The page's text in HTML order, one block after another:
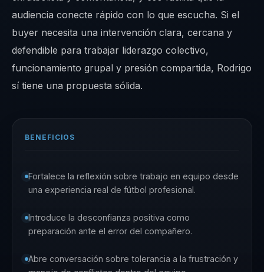
audiencia conecte rápido con lo que escucha. Si el
buyer necesita una intervención clara, cercana y
defendible para trabajar liderazgo colectivo,
funcionamiento grupal y presión compartida, Rodrigo
sí tiene una propuesta sólida.
BENEFICIOS
Fortalece la reflexión sobre trabajo en equipo desde
una experiencia real de fútbol profesional.
Introduce la desconfianza positiva como
preparación ante el error del compañero.
Abre conversación sobre tolerancia a la frustración y